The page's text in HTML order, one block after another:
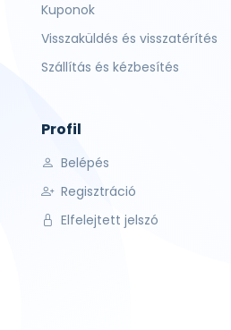
Kuponok
Visszaküldés és visszatérítés
Szállítás és kézbesítés
Profil
Belépés
Regisztráció
Elfelejtett jelszó